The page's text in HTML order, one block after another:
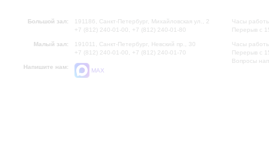
Большой зал:
191186, Санкт-Петербург, Михайловская ул., 2
+7 (812) 240-01-00, +7 (812) 240-01-80
Малый зал:
191011, Санкт-Петербург, Невский пр., 30
+7 (812) 240-01-00, +7 (812) 240-01-70
Напишите нам:
MAX
Часы
Перерыв с
Часы
Перерыв с
Вопросы